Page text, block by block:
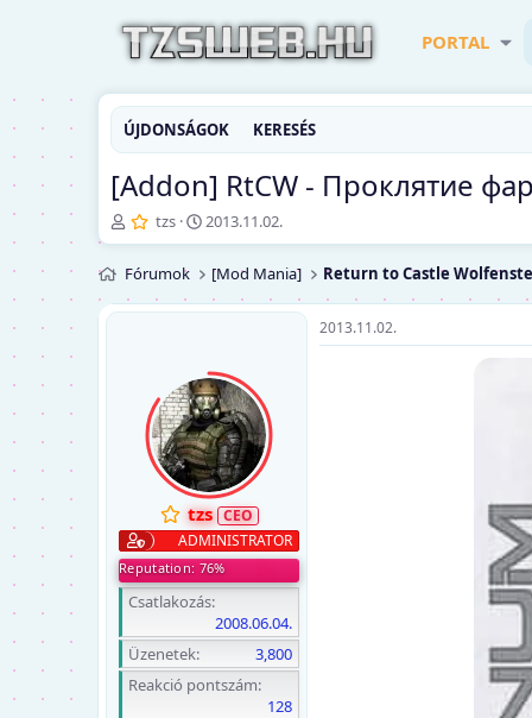
PORTAL
ÚJDONSÁGOK KERESÉS
[Addon] RtCW - Проклятие
T
é
m
a
i
tzs
K
e
d
ő
t
u
m
2013.11.02.
Fórumok [Mod Mania] Return to Castle
tzs
ADMINISTRATOR
Reputation: 76%
Csatlakozás
2008.06.04.
Üzenetek
3,800
Reakció pontszám
128
2013.11.02.